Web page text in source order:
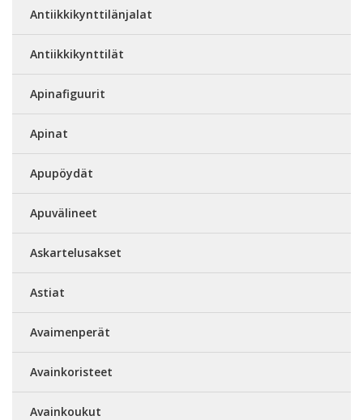
Antiikkikynttilänjalat
Antiikkikynttilät
Apinafiguurit
Apinat
Apupöydät
Apuvälineet
Askartelusakset
Astiat
Avaimenperät
Avainkoristeet
Avainkoukut